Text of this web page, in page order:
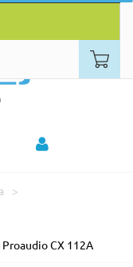
Proaudio CX 112A